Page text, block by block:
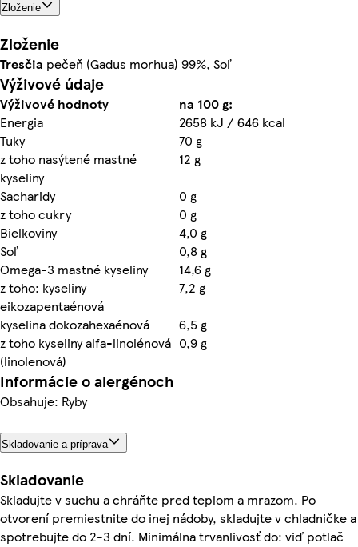
Zloženie
Zloženie
Tresčia pečeň (Gadus morhua) 99%, Soľ
Výživové údaje
Výživové hodnoty
na 100 g:
Energia
2658 kJ / 646 kcal
Tuky
70 g
z toho nasýtené mastné
kyseliny
12 g
Sacharidy
0 g
z toho cukry
0 g
Bielkoviny
4,0 g
Soľ
0,8 g
Omega-3 mastné kyseliny
14,6 g
z toho: kyseliny
eikozapentaénová
7,2 g
kyselina dokozahexaénová
6,5 g
z toho kyseliny alfa-linolénová
(linolenová)
0,9 g
Informácie o alergénoch
Obsahuje: Ryby
Skladovanie a príprava
Skladovanie
Skladujte v suchu a chráňte pred teplom a mrazom. Po
otvorení premiestnite do inej nádoby, skladujte v chladničke a
spotrebujte do 2-3 dní. Minimálna trvanlivosť do: viď potlač